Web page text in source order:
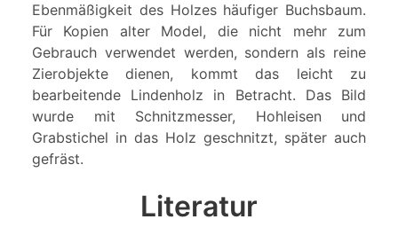
Ebenmäßigkeit des Holzes häufiger Buchsbaum.
Für Kopien alter Model, die nicht mehr zum
Gebrauch verwendet werden, sondern als reine
Zierobjekte dienen, kommt das leicht zu
bearbeitende Lindenholz in Betracht. Das Bild
wurde mit Schnitzmesser, Hohleisen und
Grabstichel in das Holz geschnitzt, später auch
gefräst.
Literatur